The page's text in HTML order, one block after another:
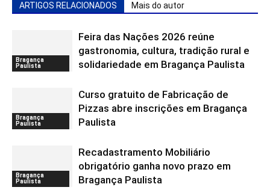
ARTIGOS RELACIONADOS Mais do autor
Bragança
Paulista
Feira das Nações 2026 reúne
gastronomia, cultura, tradição rural e
solidariedade em Bragança Paulista
Bragança
Paulista
Curso gratuito de Fabricação de
Pizzas abre inscrições em Bragança
Paulista
Bragança
Paulista
Recadastramento Mobiliário
obrigatório ganha novo prazo em
Bragança Paulista